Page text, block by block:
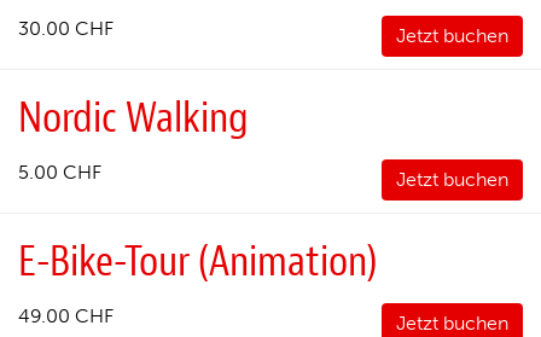
30.00 CHF Jetzt buchen
Nordic Walking
5.00 CHF Jetzt buchen
E-Bike-Tour (Animation)
49.00 CHF Jetzt buchen